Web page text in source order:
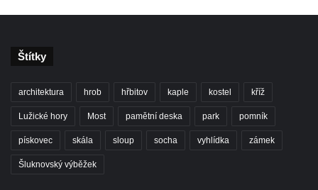
Kaple Nejsvětější Trojice v Nové Vsi (Ústí
zámkem v Protivíně
Kaple Panny Marie v Mírové ulici v Protivíně
Kaple svatého Rocha v Ohradě u Hluboké
nad Vltavou
Štítky
architektura hrob hřbitov kaple kostel kříž
Lužické hory Most pamětní deska park pomník
pískovec skála sloup socha vyhlídka zámek
Šluknovský výběžek